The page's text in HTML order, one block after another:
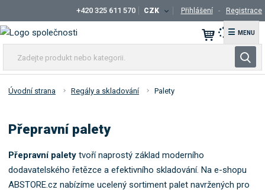
+420 325 611 570 CZK Přihlášení Registrace
d
e
r
o
y
☰
Úvodní strana Regály a skladování Palety
Přepravní palety
Přepravní palety tvoří naprostý základ moderního
dodavatelského řetězce a efektivního skladování. Na e-shopu
ABSTORE.cz nabízíme ucelený sortiment palet navržených pro